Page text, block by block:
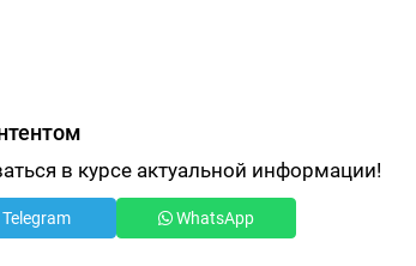
в курсе актуальной информации!
Telegram WhatsApp